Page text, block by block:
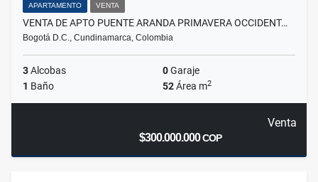
APARTAMENTO VENTA
VENTA DE APTO PUENTE ARANDA PRIMAVERA OCCIDENT…
Bogotá D.C., Cundinamarca, Colombia
3Alcobas 0Garaje
1 Baño 52Área m2
Venta
$300.000.000COP